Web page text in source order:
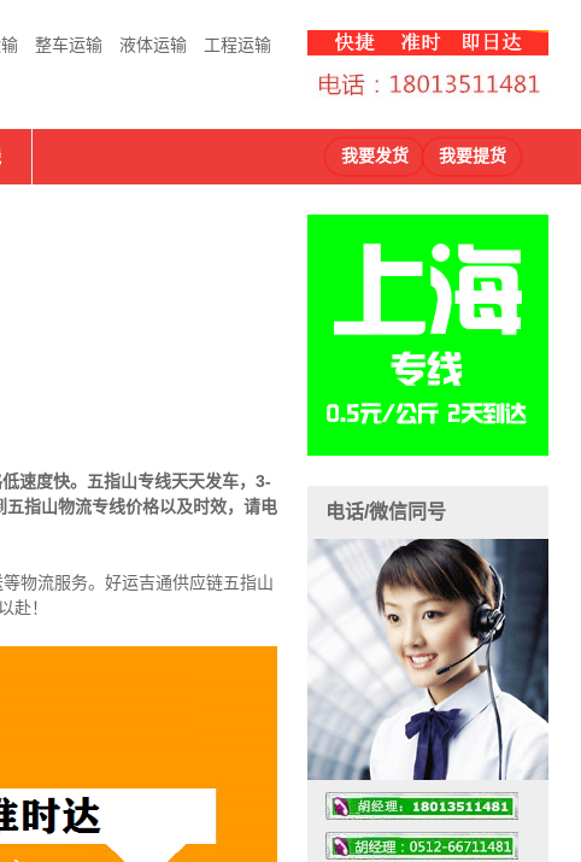
整车运输 液体运输 工程运输
我要发货 我要提货
速度快。五指山专线天天发车，3-
指山物流专线价格以及时效，请电
物流服务。 好运吉通供应链五指山
赴！
电话/微信同号